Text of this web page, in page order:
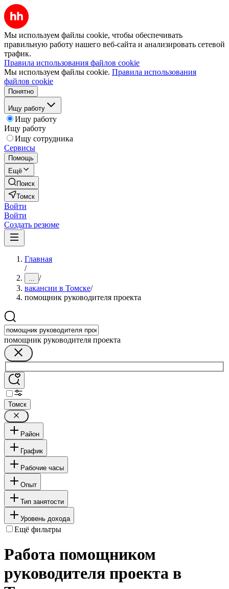
Мы используем файлы cookie, чтобы обеспечивать
правильную работу нашего веб-сайта и анализировать сетевой
трафик.
Правила использования файлов cookie
Мы используем файлы cookie. Правила использования
файлов cookie
Понятно
Ищу работу
Ищу работу
Ищу работу
Ищу сотрудника
Сервисы
Помощь
Ещё
Поиск
Томск
Войти
Войти
Создать резюме
Главная
/
... /
вакансии в Томске/
помощник руководителя проекта
помощник руководителя проекта
Томск
Район
График
Рабочие часы
Опыт
Тип занятости
Уровень дохода
Ещё фильтры
Работа помощником
руководителя проекта в